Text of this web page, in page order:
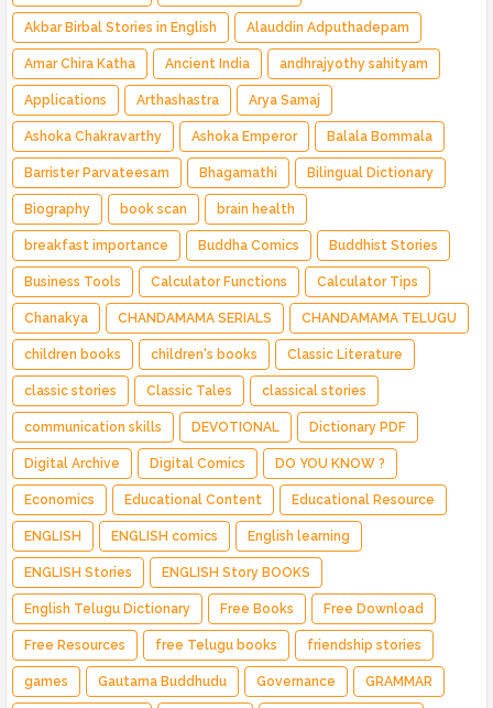
Akbar Birbal Stories in English Alauddin Adputhadepam
Amar Chira Katha Ancient India andhrajyothy sahityam
Applications Arthashastra Arya Samaj
Ashoka Chakravarthy Ashoka Emperor Balala Bommala
Barrister Parvateesam Bhagamathi Bilingual Dictionary
Biography book scan brain health
breakfast importance Buddha Comics Buddhist Stories
Business Tools Calculator Functions Calculator Tips
Chanakya CHANDAMAMA SERIALS CHANDAMAMA TELUGU
children books children's books Classic Literature
classic stories Classic Tales classical stories
communication skills DEVOTIONAL Dictionary PDF
Digital Archive Digital Comics DO YOU KNOW ?
Economics Educational Content Educational Resource
ENGLISH ENGLISH comics English learning
ENGLISH Stories ENGLISH Story BOOKS
English Telugu Dictionary Free Books Free Download
Free Resources free Telugu books friendship stories
games Gautama Buddhudu Governance GRAMMAR